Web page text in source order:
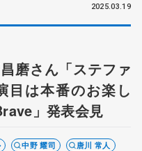
2025.03.19
磨さん「ステファ
は本番のお楽し
」発表会見
中野 耀司
唐川 常人